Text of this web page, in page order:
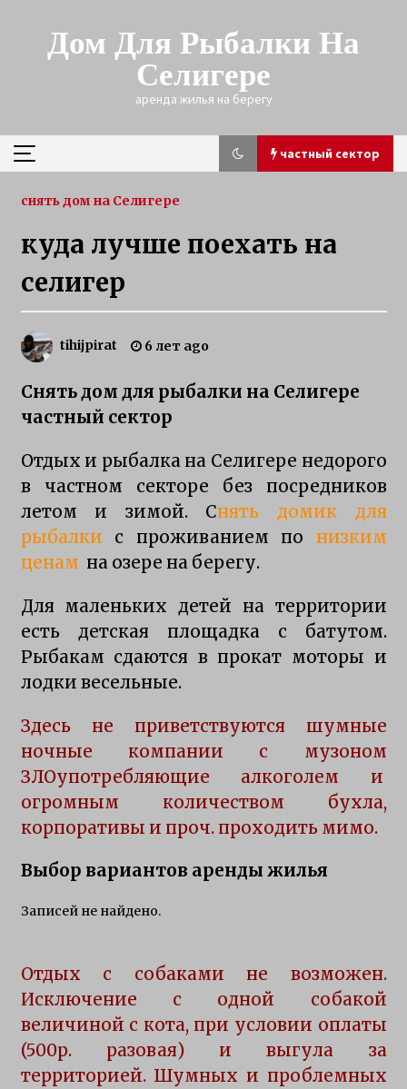
Дом Для Рыбалки На
Селигере
аренда жилья на берегу
частный сектор
частный сектор
зимняя рыбалка на щуку на Селигере
Трофейная щука зимой
3 года ago
Ловля окуня и щуки на Селигере
Особенности рыбалки на Селигере
6 лет ago
Прибрежная щука
6 лет ago
Особенности характера щуки
7 лет ago
Приманки для щуки зимой
ловли щуки спинингом на селигере
рыбалка осенью на щуку Селигере
12 лет ago
особенности ловли щуки тролингом на
снять дом на Селигере
куда лучше поехать на
селигер
tihijpirat 6 лет ago
Снять дом для рыбалки на Селигере
частный сектор
Отдых и рыбалка на Селигере недорого
в частном секторе без посредников
летом и зимой. Снять домик для
рыбалки с проживанием по низким
ценам на озере на берегу.
Для маленьких детей на территории
есть детская площадка с батутом.
Рыбакам сдаются в прокат моторы и
лодки весельные.
Здесь не приветствуются шумные
ночные компании с музоном
ЗЛОупотребляющие алкоголем и
огромным количеством бухла,
корпоративы и проч. проходить мимо.
Выбор вариантов аренды жилья
Записей не найдено.
Отдых c собаками не возможен.
Исключение с одной собакой
величиной с кота, при условии оплаты
(500р. разовая) и выгула за
территорией. Шумных и проблемных